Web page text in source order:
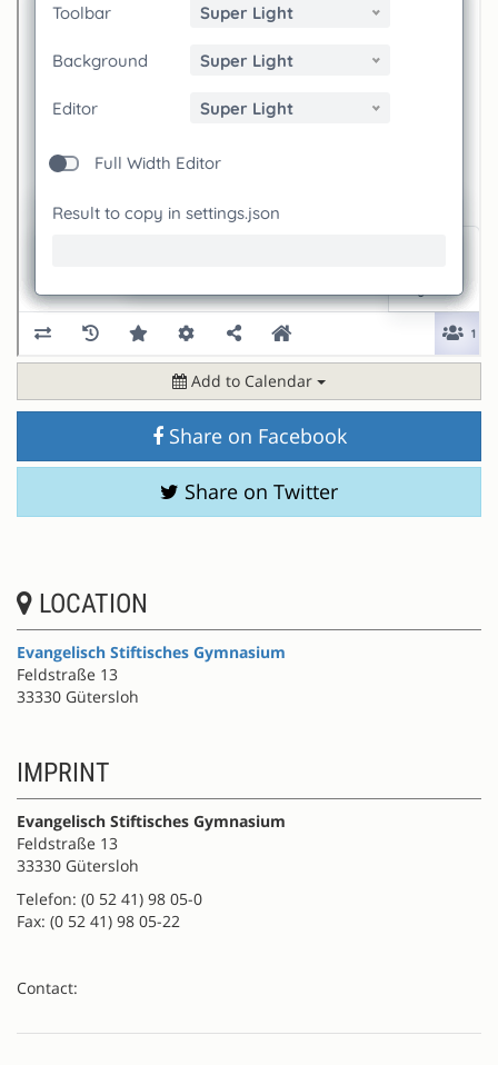
Add to Calendar
Share on Facebook
Share on Twitter
LOCATION
Evangelisch Stiftisches Gymnasium
Feldstraße 13
33330 Gütersloh
IMPRINT
Evangelisch Stiftisches Gymnasium
Feldstraße 13
33330 Gütersloh
Telefon: (0 52 41) 98 05-0
Fax: (0 52 41) 98 05-22
Contact: